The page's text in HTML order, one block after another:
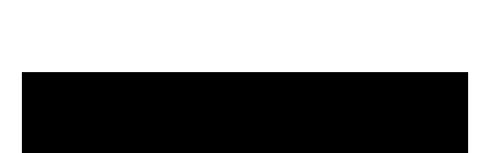
«Genyuk Dental Clinic»
«Доктора Лютикова»
«Абдент»